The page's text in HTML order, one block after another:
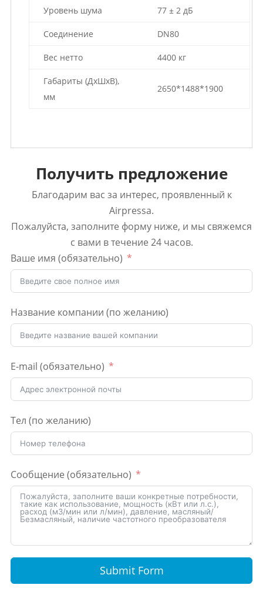
Уровень шума 77 ± 2 дБ
Соединение DN80
Вес нетто 4400 кг
Габариты (ДхШхВ),
мм
2650*1488*1900
Получить предложение
Благодарим вас за интерес, проявленный к
Airpressa.
Пожалуйста, заполните форму ниже, и мы свяжемся
с вами в течение 24 часов.
Ваше имя (обязательно)
Название компании (по желанию)
E-mail (обязательно)
Тел (по желанию)
Сообщение (обязательно)
Submit Form